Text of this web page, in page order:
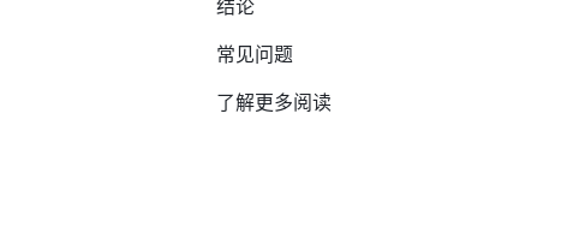
常见问题
了解更多阅读